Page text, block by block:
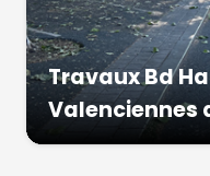
Travaux Bd
Valenciennes